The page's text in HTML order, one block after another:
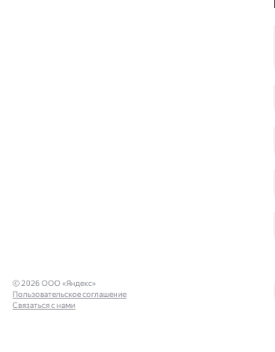
© 2026 ООО «Яндекс»
Пользовательское соглашение
Связаться с нами